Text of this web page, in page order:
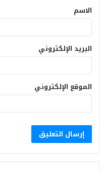
الاسم
البريد الإلكتروني
الموقع الإلكتروني